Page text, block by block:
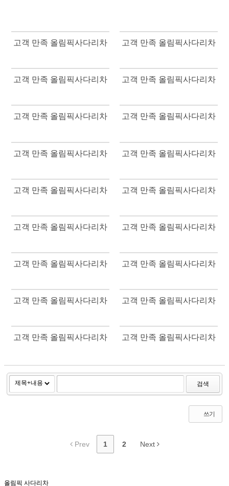
고객 만족 올림픽사다리차 고객 만족 올림픽사다리차
고객 만족 올림픽사다리차 고객 만족 올림픽사다리차
고객 만족 올림픽사다리차 고객 만족 올림픽사다리차
고객 만족 올림픽사다리차 고객 만족 올림픽사다리차
고객 만족 올림픽사다리차 고객 만족 올림픽사다리차
고객 만족 올림픽사다리차 고객 만족 올림픽사다리차
고객 만족 올림픽사다리차 고객 만족 올림픽사다리차
고객 만족 올림픽사다리차 고객 만족 올림픽사다리차
고객 만족 올림픽사다리차 고객 만족 올림픽사다리차
검색
쓰기
Prev 1 2 Next
올림픽 사다리차